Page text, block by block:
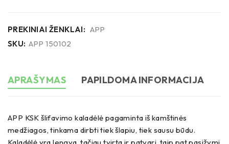
PREKINIAI ŽENKLAI: APP
SKU: APP 150102
APRAŠYMAS PAPILDOMA INFORMACIJA
APP KSK šlifavimo kaladėlė pagaminta iš kamštinės
medžiagos, tinkama dirbti tiek šlapiu, tiek sausu būdu.